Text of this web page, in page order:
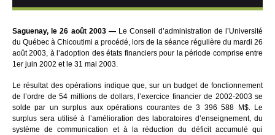
Saguenay, le 26 août 2003 — Le Conseil d’administration de l’Université
du Québec à Chicoutimi a procédé, lors de la séance régulière du mardi 26
août 2003, à l’adoption des états financiers pour la période comprise entre
1er juin 2002 et le 31 mai 2003.
Le résultat des opérations indique que, sur un budget de fonctionnement
de l’ordre de 54 millions de dollars, l’exercice financier de 2002-2003 se
solde par un surplus aux opérations courantes de 3 396 588 M$. Le
surplus sera utilisé à l’amélioration des laboratoires d’enseignement, du
système de communication et à la réduction du déficit accumulé qui